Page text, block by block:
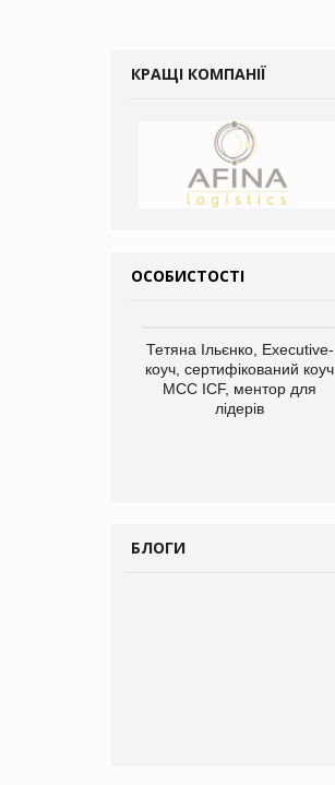
КРАЩІ КОМПАНІЇ
ОСОБИСТОСТІ
Тетяна Ільєнко, Executive-
коуч, сертифікований коуч
МСС ICF, ментор для
лідерів
БЛОГИ